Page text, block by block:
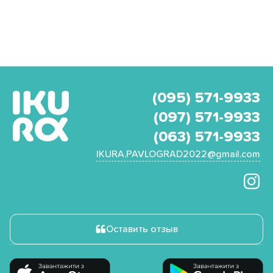
(095) 571-9933
(097) 571-9933
(063) 571-9933
IKURA.PAVLOGRAD2022@gmail.com
Оставить отзыв